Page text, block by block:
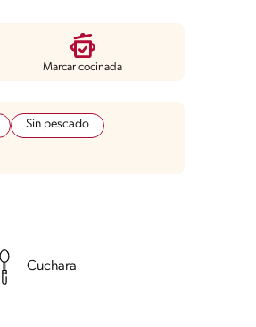
Marcar cocinada
Sin pescado
Cuchara